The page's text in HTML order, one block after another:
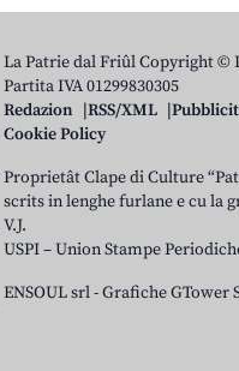
La Patrie dal Friûl Copyright ©
Partita IVA 01299830305
Redazion
RSS/XML
Cookie Policy
Proprietât Clape di Culture
scrits in lenghe furlane e cu la
V.J.
USPI – Union Stampe
ENSOUL srl-Grafiche GTower